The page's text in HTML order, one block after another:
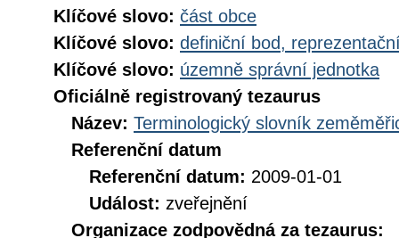
Klíčové slovo: část obce
Klíčové slovo: definiční bod,
Klíčové slovo: územně správní jednotka
Oficiálně registrovaný tezaurus
Název: Terminologický slovník
Referenční datum
Referenční datum: 2009-01-01
Událost: zveřejnění
Organizace zodpovědná za tezaurus: